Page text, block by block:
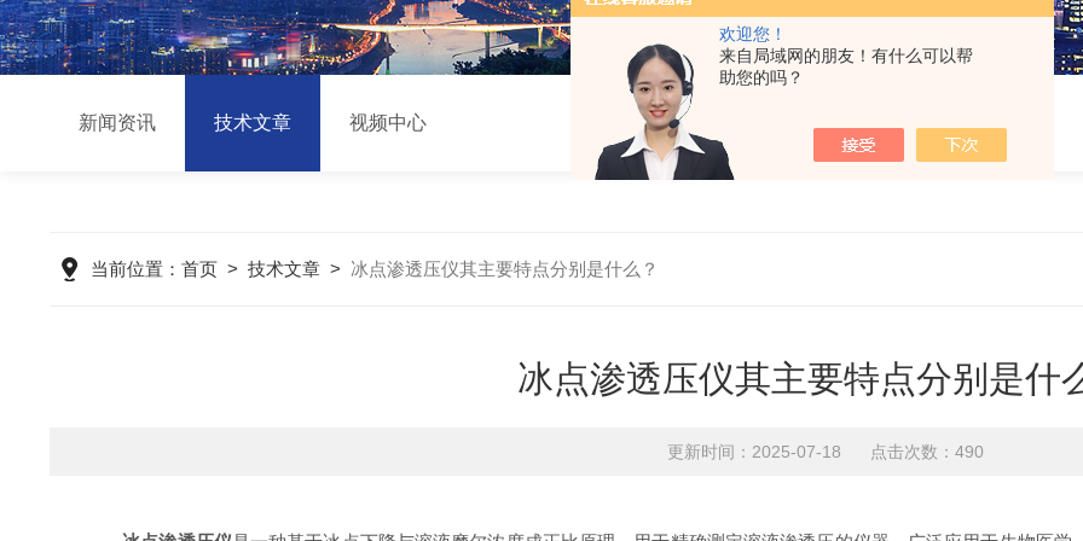
欢迎您！
来自局域网的朋友！有什么可以帮
助您的吗？
新闻资讯 技术文章 视频中心
当前位置： 首页> 技术文章> 冰点渗透压仪其主要特点分别是什么？
冰点渗透压仪其主要特点分别是什
更新时间：2025-07-18 点击次数：490